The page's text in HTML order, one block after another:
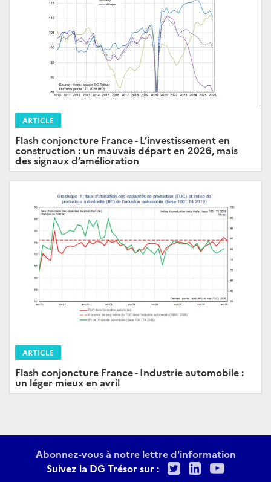
ARTICLE
Flash conjoncture France - L’investissement en
construction : un mauvais départ en 2026, mais
des signaux d’amélioration
ARTICLE
Flash conjoncture France - Industrie automobile :
un léger mieux en avril
Abonnez-vous à notre lettre d'information
Suivez la DG Trésor sur :
TwitterLinkedIn